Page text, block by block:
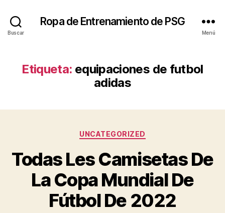
Buscar
Ropa de Entrenamiento de PSG
Menú
Etiqueta: equipaciones de futbol
adidas
Categorías
UNCATEGORIZED
Todas Les Camisetas De
La Copa Mundial De
Fútbol De 2022